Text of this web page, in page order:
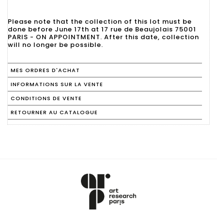
Please note that the collection of this lot must be
done before June 17th at 17 rue de Beaujolais 75001
PARIS - ON APPOINTMENT. After this date, collection
will no longer be possible.
MES ORDRES D'ACHAT
INFORMATIONS SUR LA VENTE
CONDITIONS DE VENTE
RETOURNER AU CATALOGUE